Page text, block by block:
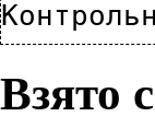
Взято с